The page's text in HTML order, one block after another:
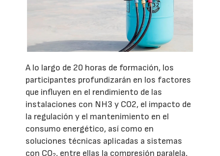
A lo largo de 20 horas de formación, los
participantes profundizarán en los factores
que influyen en el rendimiento de las
instalaciones con NH3 y CO2, el impacto de
la regulación y el mantenimiento en el
consumo energético, así como en
soluciones técnicas aplicadas a sistemas
con CO , entre ellas la compresión paralela,